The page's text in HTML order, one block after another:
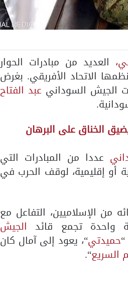
العديد من مبادرات الحوار
الاتحاد الأفريقي. بغرض
الجيش السوداني عبد الفتاح
الخناق على البرهان
عددا من المبادرات التي
أو إقليمية، لوقف الحرب في
من الإسلاميين، التفاعل مع
واحدة تجمع قائدالجيش
حميدتي“، يعود إلى آمال كان
السريع“.